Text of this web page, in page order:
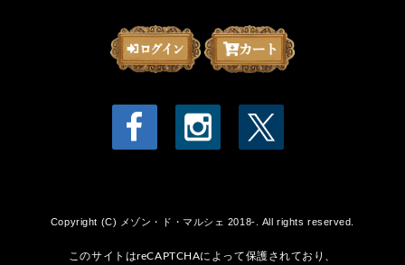
Copyright (C) メゾン・ド・マルシェ 2018-. All rights reserved.
このサイトはreCAPTCHAによって保護されており、